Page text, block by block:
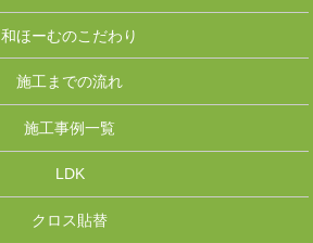
和ほーむのこだわり
施工までの流れ
施工事例一覧
LDK
クロス貼替